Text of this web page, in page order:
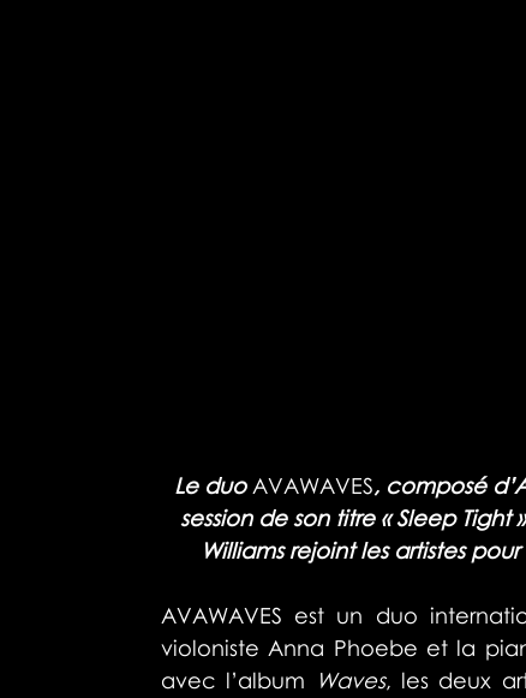
Le duo AVAWAVES, composé
session de son titre « Sleep
Williams rejoint les artistes
AVAWAVES est un duo
violoniste Anna Phoebe et la
avec l’album
Waves, les deux